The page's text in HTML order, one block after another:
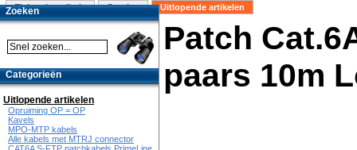
Elektra installatie
Overige Uitlopende artikelen
Patch
paars 10m
Zoeken
Categorieën
Uitlopende artikelen
Opruiming OP = OP
Kavels
MPO-MTP kabels
Alle kabels met MTRJ connector